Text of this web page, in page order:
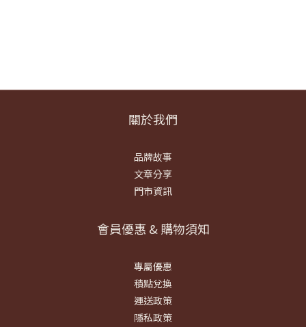
關於我們
品牌故事
文章分享
門市資訊
會員優惠 & 購物須知
專屬優惠
積點兌換
運送政策
隱私政策